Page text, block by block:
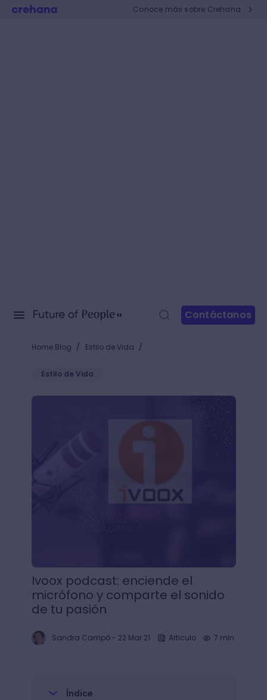
Conoce más sobre Crehana
Contáctanos
Home Blog / Estilo de Vida /
Estilo de Vida
Ivoox podcast: enciende el micrófono y comparte
Ivoox podcast: enciende el
micrófono y comparte el sonido
de tu pasión
Sandra Campó- 22 Mar 21 Articulo 7 min.
Índice